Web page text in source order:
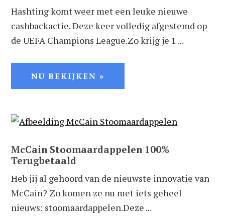
Hashting komt weer met een leuke nieuwe
cashbackactie. Deze keer volledig afgestemd op
de UEFA Champions League.Zo krijg je 1 ...
NU BEKIJKEN »
McCain Stoomaardappelen 100%
Terugbetaald
Heb jij al gehoord van de nieuwste innovatie van
McCain? Zo komen ze nu met iets geheel
nieuws: stoomaardappelen.Deze ...